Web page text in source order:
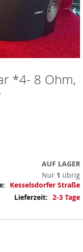
*4- 8 Ohm,
AUF LAGER
Nur 1 übrig
Kesselsdorfer Straße
2-3 Tage